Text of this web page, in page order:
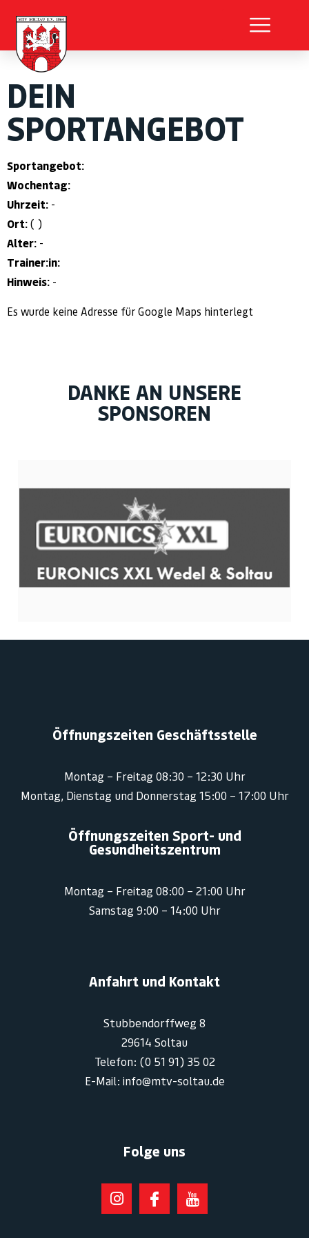
DEIN
SPORTANGEBOT
Sportangebot:
Wochentag:
Uhrzeit: -
Ort: ( )
Alter: -
Trainer:in:
Hinweis: -
Es wurde keine Adresse für Google Maps hinterlegt
DANKE AN UNSERE
SPONSOREN
Öffnungszeiten Geschäftsstelle
Montag – Freitag 08:30 – 12:30 Uhr
Montag, Dienstag und Donnerstag 15:00 – 17:00 Uhr
Öffnungszeiten Sport- und
Gesundheitszentrum
Montag – Freitag 08:00 – 21:00 Uhr
Samstag 9:00 – 14:00 Uhr
Anfahrt und Kontakt
Stubbendorffweg 8
29614 Soltau
Telefon: (0 51 91) 35 02
E-Mail: info@mtv-soltau.de
Folge uns